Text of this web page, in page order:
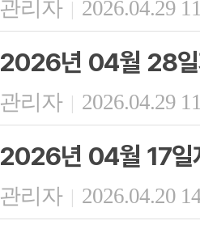
관리자 | 2026.04.29
2026년 04월 28일
관리자 | 2026.04.29
2026년 04월 17일
관리자 | 2026.04.20